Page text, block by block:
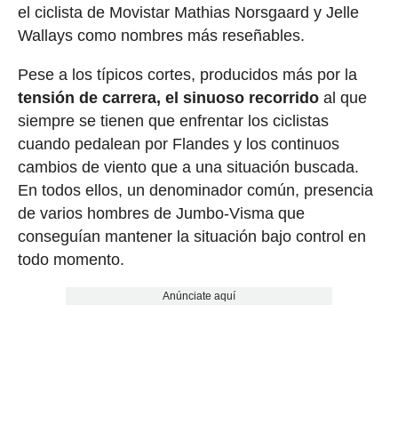
el ciclista de Movistar Mathias Norsgaard y Jelle
Wallays como nombres más reseñables.
Pese a los típicos cortes, producidos más por la
tensión de carrera, el sinuoso recorridoal que
siempre se tienen que enfrentar los ciclistas
cuando pedalean por Flandes y los continuos
cambios de viento que a una situación buscada.
En todos ellos, un denominador común, presencia
de varios hombres de Jumbo-Visma que
conseguían mantener la situación bajo control en
todo momento.
Anúnciate aquí